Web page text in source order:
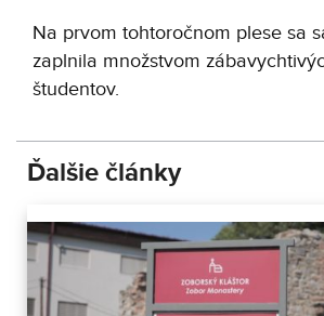
Na prvom tohtoročnom plese sa
zaplnila množstvom
študentov.
Ďalšie články